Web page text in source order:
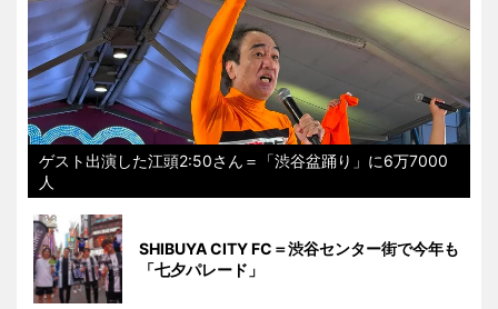
ゲスト出演した江頭2:50さん＝「渋谷盆踊り」に6万7000
人
SHIBUYA CITY FC＝渋谷センター街で今年も
「七夕パレード」